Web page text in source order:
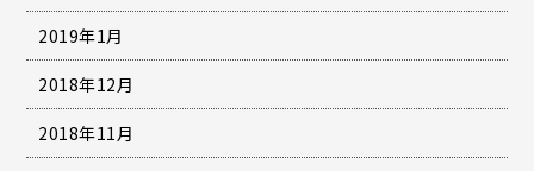
2019年1月
2018年12月
2018年11月